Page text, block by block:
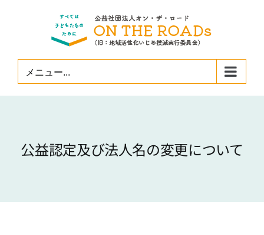
メニュー...
公益認定及び法人名の変更について